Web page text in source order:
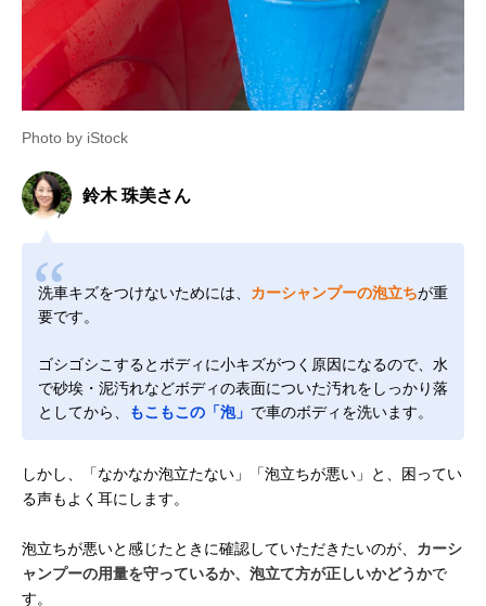
Photo by iStock
鈴木 珠美さん
洗車キズをつけないためには、 カーシャンプーの泡立ちが重
要です。
ゴシゴシこするとボディに小キズがつく原因になるので、水
で砂埃・泥汚れなどボディの表面についた汚れをしっかり落
としてから、
もこもこの「泡」 で車のボディを洗います。
しかし、「なかなか泡立たない」「泡立ちが悪い」と、困ってい
る声もよく耳にします。
泡立ちが悪いと感じたときに確認していただきたいのが、 カーシ
ャンプーの用量を守っているか、泡立て方が正しいかどうかで
す。